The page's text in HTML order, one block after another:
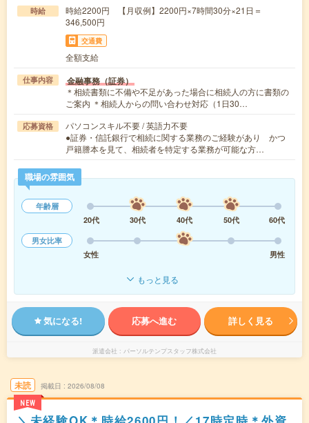
時給
時給2200円 【月収例】2200円×7時間30分×21日＝
346,500円
交通費
全額支給
仕事内容 金融事務（証券）
＊相続書類に不備や不足があった場合に相続人の方に書類の
ご案内 ＊相続人からの問い合わせ対応（1日30…
応募資格
パソコンスキル不要 / 英語力不要
●証券・信託銀行で相続に関する業務のご経験があり かつ
戸籍謄本を見て、相続者を特定する業務が可能な方…
職場の雰囲気
年齢層
20代
30代 40代 50代
60代
男女比率
女性
男性
もっと見る
気になる! 応募へ進む 詳しく見る
派遣会社 パーソルテンプスタッフ株式会社
未読
NEW
掲載日 2026/08/08